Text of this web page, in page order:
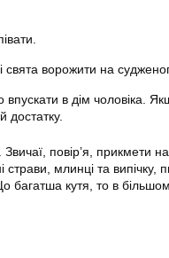
свята ворожити на
в дім чоловіка.
достатку.
повір’я, прикмети
страви, млинці та випічку,
багатша кутя, то в